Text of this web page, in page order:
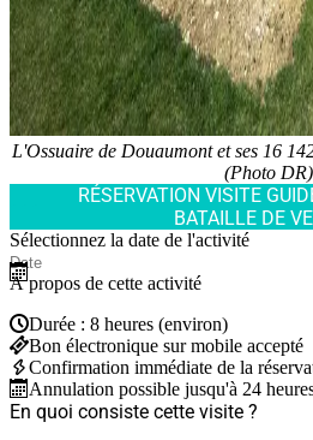
L'Ossuaire de Douaumont et ses 16
(Photo DR)
RÉSERVATION VISITE
BATAILLE DE
Sélectionnez la date de l'activité
À propos de cette activité
Durée : 8 heures (environ)
Bon électronique sur mobile accepté
Confirmation immédiate de la
Annulation possible jusqu'à 24
En quoi consiste cette visite ?